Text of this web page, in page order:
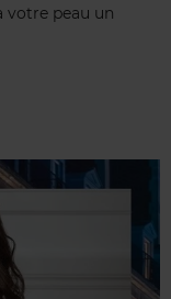
votre peau un